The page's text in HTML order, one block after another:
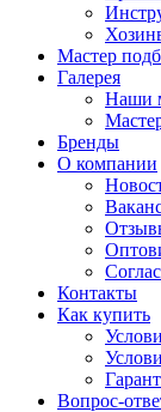
Мастер
Галерея
Наши
Бренды
О компании
Контакты
Как купить
Вопрос-